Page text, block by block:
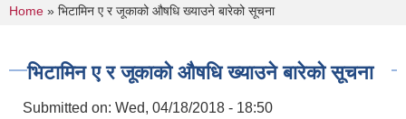
You are here
Home » भिटामिन ए र जूकाको औषधि ख्याउने बारेको सूचना
भिटामिन ए र जूकाको औषधि ख्याउने बारेको सूचना
Submitted on: Wed, 04/18/2018 - 18:50